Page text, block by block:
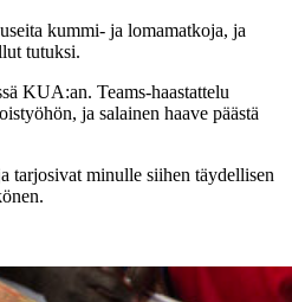
kummi- ja lomamatkoja, ja
tutuksi.
KUA:an. Teams-haastattelu
ja salainen haave päästä
tarjosivat minulle siihen täydellisen